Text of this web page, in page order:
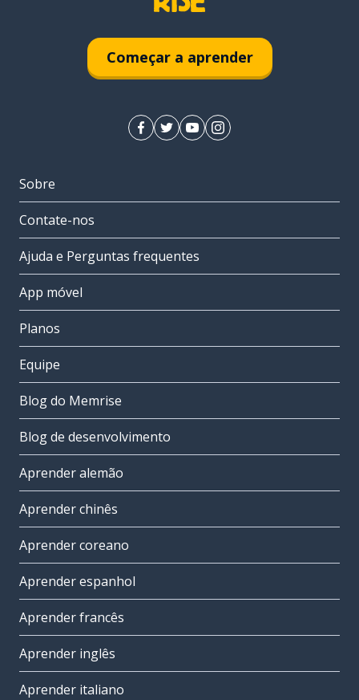
Começar a aprender
Sobre
Contate-nos
Ajuda e Perguntas frequentes
App móvel
Planos
Equipe
Blog do Memrise
Blog de desenvolvimento
Aprender alemão
Aprender chinês
Aprender coreano
Aprender espanhol
Aprender francês
Aprender inglês
Aprender italiano